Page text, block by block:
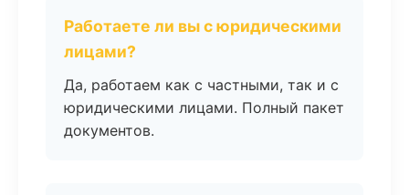
Работаете ли вы с юридическими
лицами?
Да, работаем как с частными, так и с
юридическими лицами. Полный пакет
документов.